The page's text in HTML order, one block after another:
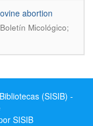
abortion
Boletín Micológico;
(SISIB) -
SISIB